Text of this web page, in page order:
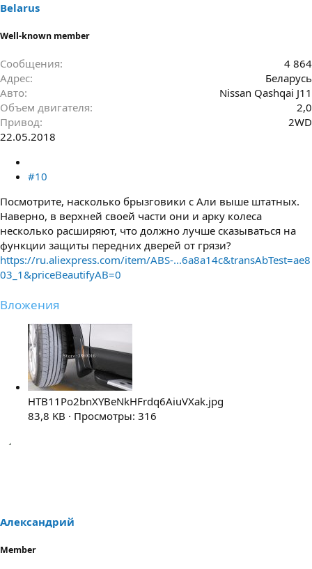
Belarus
Well-known member
Сообщения
4 864
Адрес
Беларусь
Авто
Nissan Qashqai J11
Объем двигателя
2,0
Привод
2WD
22.05.2018
#10
Посмотрите, насколько брызговики с Али выше штатных.
Наверно, в верхней своей части они и арку колеса
несколько расширяют, что должно лучше сказываться на
функции защиты передних дверей от грязи?
https://ru.aliexpress.com/item/ABS-...6a8a14c&transAbTest=ae8
03_1&priceBeautifyAB=0
Вложения
HTB11Po2bnXYBeNkHFrdq6AiuVXak.jpg
83,8 KB · Просмотры: 316
Александрий
Member